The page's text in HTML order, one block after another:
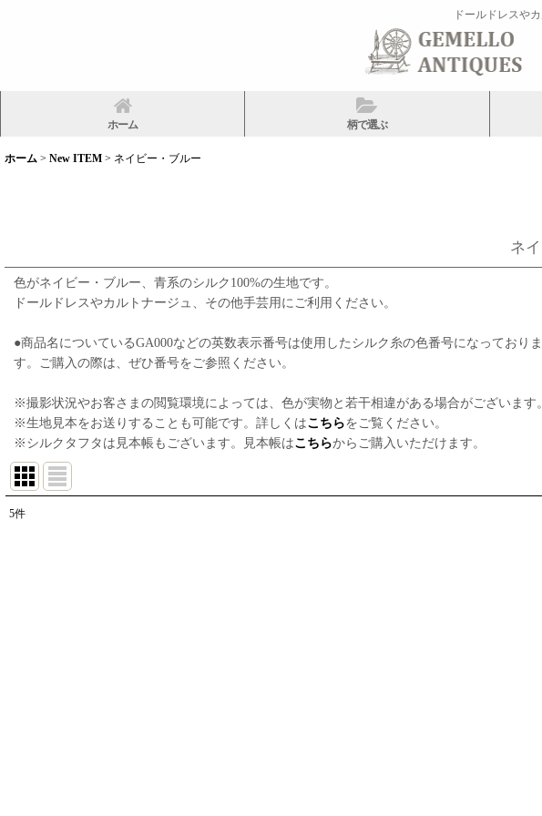
ドールドレスや
ホーム 柄で選ぶ
ホーム > New ITEM > ネイビー・ブルー
ネ
色がネイビー・ブルー、青系のシルク100%の生地です。
ドールドレスやカルトナージュ、その他手芸用にご利用ください。
●商品名についているGA000などの英数表示番号は使用したシルク糸の色番号になってお
す。ご購入の際は、ぜひ番号をご参照ください。
※撮影状況やお客さまの閲覧環境によっては、色が実物と若干相違がある場合がございます。
※生地見本をお送りすることも可能です。詳しくはこちらをご覧ください。
※シルクタフタは見本帳もございます。見本帳はこちらからご購入いただけます。
5件